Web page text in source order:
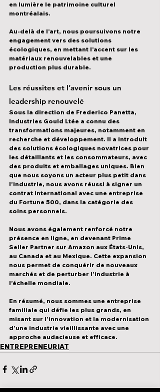
en lumière le patrimoine culturel
montréalais.
Au-delà de l’art, nous poursuivons notre
engagement vers des solutions
écologiques, en mettant l’accent sur les
matériaux renouvelables et une
production plus durable.
Les réussites et l’avenir sous un
leadership renouvelé
Sous la direction de Frederico Panetta,
Industries Gould Ltée a connu des
transformations majeures, notamment en
recherche et développement. Il a introduit
des solutions écologiques novatrices pour
les détaillants et les consommateurs, avec
des produits et emballages uniques. Bien
que nous soyons un acteur plus petit dans
l’industrie, nous avons réussi à signer un
contrat international avec une entreprise
du Fortune 500, dans la catégorie des
soins personnels.
Nous avons également renforcé notre
présence en ligne, en devenant Prime
Seller Partner sur Amazon aux États-Unis,
au Canada et au Mexique. Cette expansion
nous permet de conquérir de nouveaux
marchés et de perturber l’industrie à
l’échelle mondiale.
En résumé, nous sommes une entreprise
familiale qui défie les plus grands, en
misant sur l’innovation et la modernisation
d’une industrie vieillissante avec une
approche audacieuse et efficace.
ENTREPRENEURIAT